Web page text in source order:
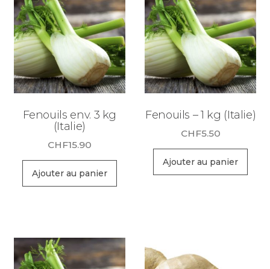
Fenouils env. 3 kg
(Italie)
CHF15.90
Ajouter au panier
Fenouils – 1 kg (Italie)
CHF5.50
Ajouter au panier